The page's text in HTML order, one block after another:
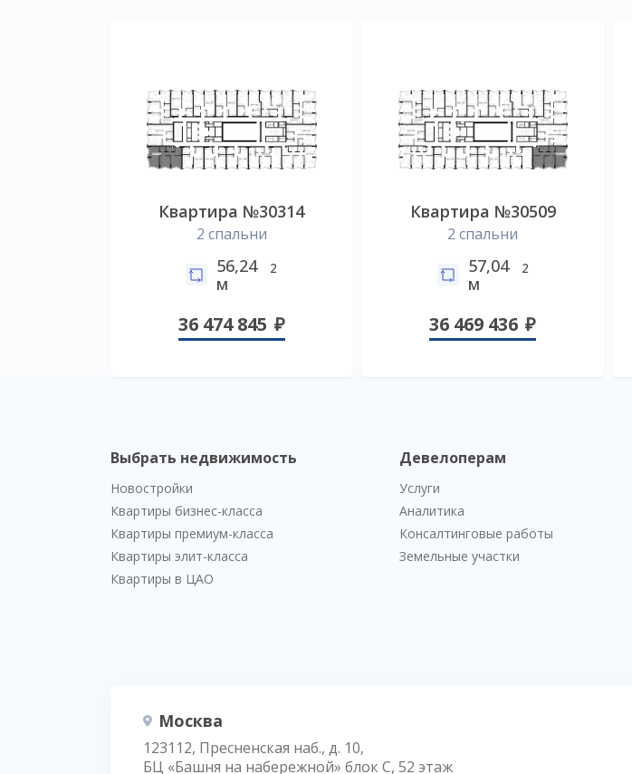
Квартира №30314
2 спальни
56,24
м
2
36 474 845
Квартира №30509
2 спальни
57,04
м
2
36 469 436
Выбрать недвижимость
Новостройки
Квартиры бизнес-класса
Квартиры премиум-класса
Квартиры элит-класса
Квартиры в ЦАО
Девелоперам
Услуги
Аналитика
Консалтинговые работы
Земельные участки
Москва
123112, Пресненская наб., д. 10,
БЦ «Башня на набережной» блок С, 52 этаж